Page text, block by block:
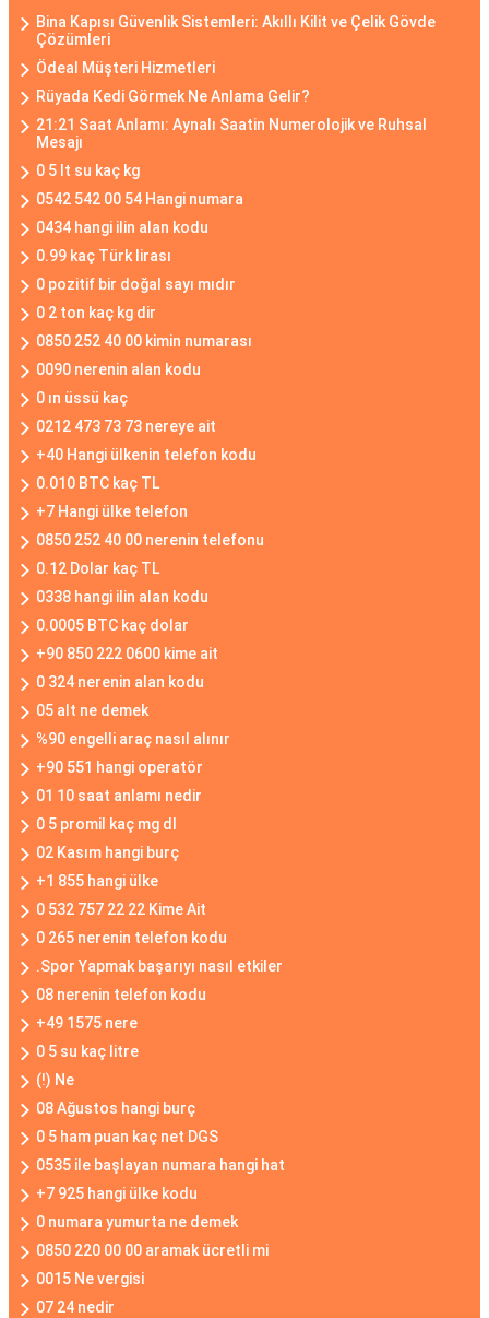
Bina Kapısı Güvenlik Sistemleri: Akıllı Kilit ve Çelik Gövde
Çözümleri
Ödeal Müşteri Hizmetleri
Rüyada Kedi Görmek Ne Anlama Gelir?
21:21 Saat Anlamı: Aynalı Saatin Numerolojik ve Ruhsal
Mesajı
0 5 lt su kaç kg
0542 542 00 54 Hangi numara
0434 hangi ilin alan kodu
0.99 kaç Türk lirası
0 pozitif bir doğal sayı mıdır
0 2 ton kaç kg dir
0850 252 40 00 kimin numarası
0090 nerenin alan kodu
0 ın üssü kaç
0212 473 73 73 nereye ait
+40 Hangi ülkenin telefon kodu
0.010 BTC kaç TL
+7 Hangi ülke telefon
0850 252 40 00 nerenin telefonu
0.12 Dolar kaç TL
0338 hangi ilin alan kodu
0.0005 BTC kaç dolar
+90 850 222 0600 kime ait
0 324 nerenin alan kodu
05 alt ne demek
%90 engelli araç nasıl alınır
+90 551 hangi operatör
01 10 saat anlamı nedir
0 5 promil kaç mg dl
02 Kasım hangi burç
+1 855 hangi ülke
0 532 757 22 22 Kime Ait
0 265 nerenin telefon kodu
.Spor Yapmak başarıyı nasıl etkiler
08 nerenin telefon kodu
+49 1575 nere
0 5 su kaç litre
(!) Ne
08 Ağustos hangi burç
0 5 ham puan kaç net DGS
0535 ile başlayan numara hangi hat
+7 925 hangi ülke kodu
0 numara yumurta ne demek
0850 220 00 00 aramak ücretli mi
0015 Ne vergisi
07 24 nedir